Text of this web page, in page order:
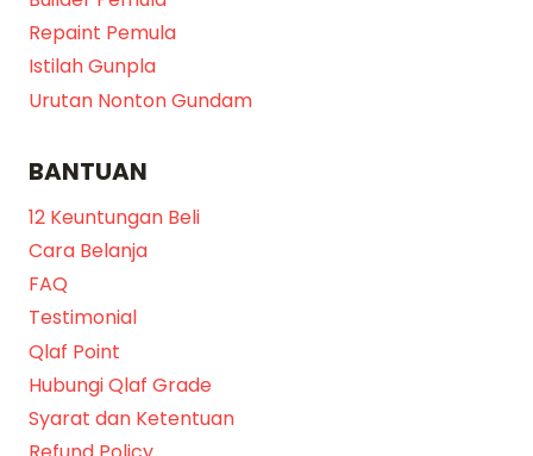
Repaint Pemula
Istilah Gunpla
Urutan Nonton Gundam
BANTUAN
12 Keuntungan Beli
Cara Belanja
FAQ
Testimonial
Qlaf Point
Hubungi Qlaf Grade
Syarat dan Ketentuan